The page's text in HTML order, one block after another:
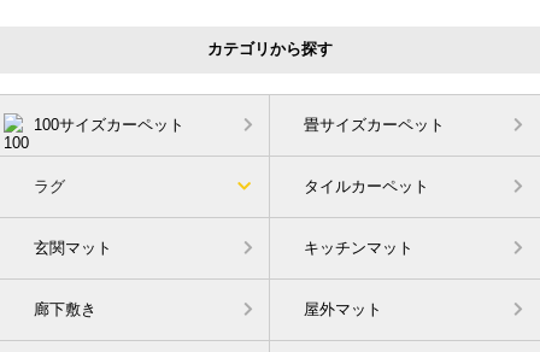
カテゴリから探す
100サイズカーペット 畳サイズカーペット
ラグ タイルカーペット
玄関マット キッチンマット
廊下敷き 屋外マット